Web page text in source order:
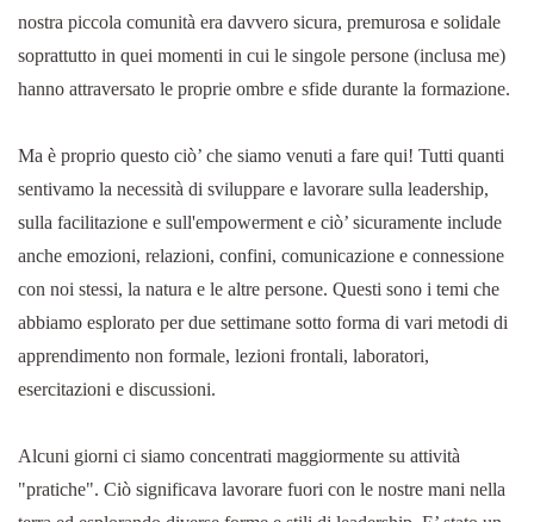
nostra piccola comunità era davvero sicura, premurosa e solidale
soprattutto in quei momenti in cui le singole persone (inclusa me)
hanno attraversato le proprie ombre e sfide durante la formazione.
Ma è proprio questo ciò’ che siamo venuti a fare qui! Tutti quanti
sentivamo la necessità di sviluppare e lavorare sulla leadership,
sulla facilitazione e sull'empowerment e ciò’ sicuramente include
anche emozioni, relazioni, confini, comunicazione e connessione
con noi stessi, la natura e le altre persone. Questi sono i temi che
abbiamo esplorato per due settimane sotto forma di vari metodi di
apprendimento non formale, lezioni frontali, laboratori,
esercitazioni e discussioni.
Alcuni giorni ci siamo concentrati maggiormente su attività
"pratiche". Ciò significava lavorare fuori con le nostre mani nella